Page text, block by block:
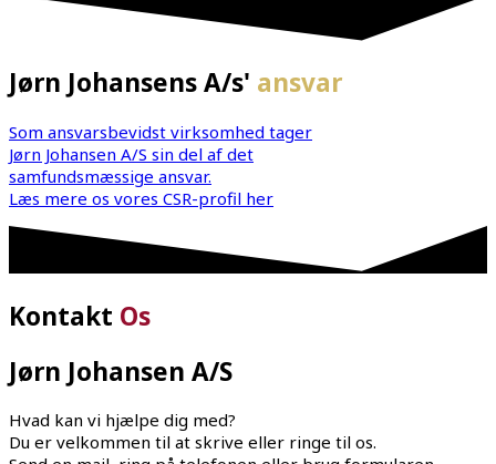
Jørn Johansens A/s' ansvar
Som ansvarsbevidst virksomhed tager
Jørn Johansen A/S sin del af det
samfundsmæssige ansvar.
Læs mere os vores CSR-profil her
Kontakt Os
Jørn Johansen A/S
Hvad kan vi hjælpe dig med?
Du er velkommen til at skrive eller ringe til os.